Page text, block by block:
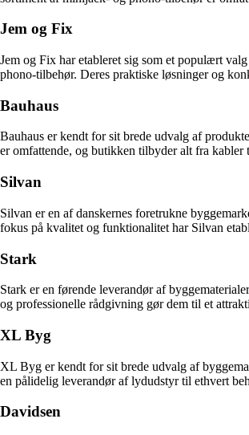
Jem og Fix
Jem og Fix har etableret sig som et populært
phono-tilbehør. Deres praktiske løsninger og
Bauhaus
Bauhaus er kendt for sit brede udvalg af
er omfattende, og butikken tilbyder alt fra
Silvan
Silvan er en af danskernes foretrukne
fokus på kvalitet og funktionalitet har Silvan
Stark
Stark er en førende leverandør af
og professionelle rådgivning gør dem til et
XL Byg
XL Byg er kendt for sit brede udvalg af
en pålidelig leverandør af lydudstyr til ethvert
Davidsen